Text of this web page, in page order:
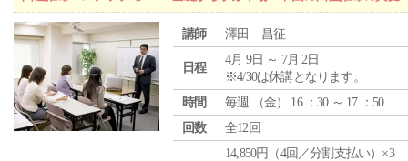
講師 澤田 昌征
日程
4月 9日 ～ 7月 2日
※4/30は休講となります。
時間
毎週 （金） 16 ：30 ～ 17 ：50
回数
全12回
14,850円（4回／分割支払い）×3